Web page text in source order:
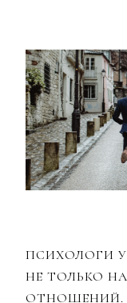
ПСИХОЛОГИ
НЕ ТОЛЬКО
ОТНОШЕНИЙ.